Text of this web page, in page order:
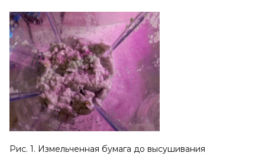
Рис. 1. Измельченная бумага до высушивания